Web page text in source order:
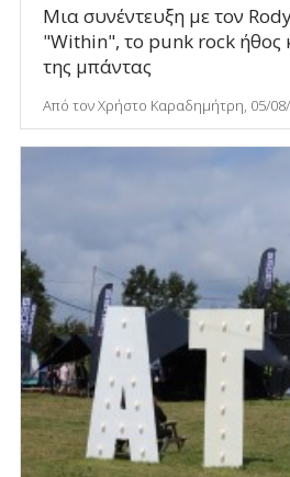
Μια συνέντευξη με τον
"Within", το punk rock ήθος
της μπάντας
Από τον Χρήστο Καραδημήτρη, 05/